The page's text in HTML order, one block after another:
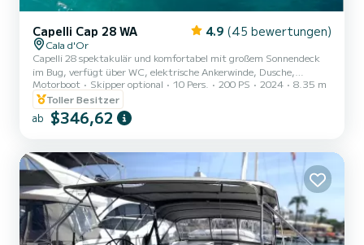
Capelli Cap 28 WA 4.9 (45 bewertungen)
Cala d'Or
Capelli 28 spektakulär und komfortabel mit großem Sonnendeck
im Bug, verfügt über WC, elektrische Ankerwinde, Dusche,
Bluetooth-Musik und vieles mehr. Boot von unvergleichlicher
Qualität und sicheres Navigieren
Motorboot Skipper optional 10 Pers. 200 PS 2024
8.35 m
Toller Besitzer
ab $346,62